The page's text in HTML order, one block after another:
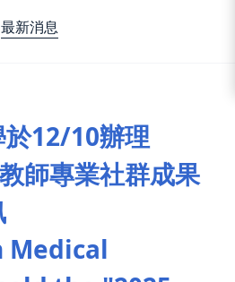
最新消息
12/10辦理
師專業社群成果
Medical